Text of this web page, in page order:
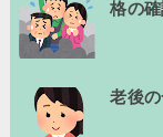
格の
老後